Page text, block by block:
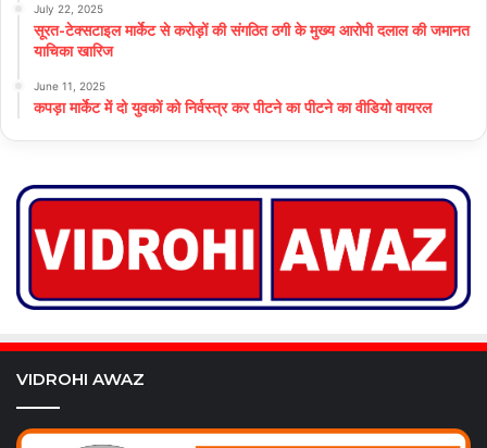
July 22, 2025
सूरत-टेक्सटाइल मार्केट से करोड़ों की संगठित ठगी के मुख्य आरोपी दलाल की जमानत
याचिका खारिज
June 11, 2025
कपड़ा मार्केट में दो युवकों को निर्वस्त्र कर पीटने का पीटने का वीडियो वायरल
VIDROHI AWAZ